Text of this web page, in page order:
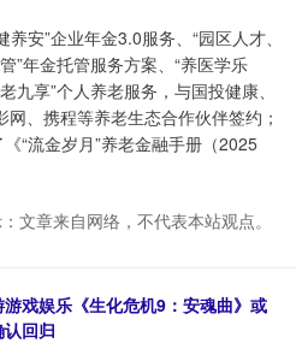
安”企业年金3.0服务、“园区人才、
”年金托管服务方案、“养医学乐
九享”个人养老服务，与国投健康、
、携程等养老生态合作伙伴签约；
“流金岁月”养老金融手册（2025
文章来自网络，不代表本站观点。
戏娱乐《生化危机9：安魂曲》或
回归